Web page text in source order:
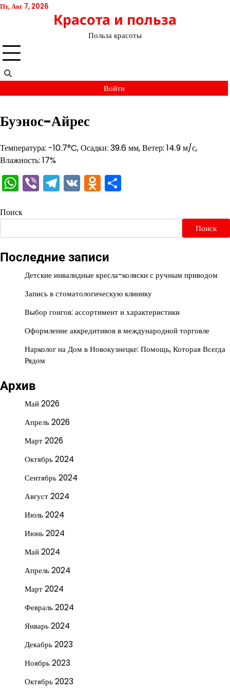
Перейти
Пт, Авг 7, 2026
Красота и польза
Польза красоты
Войти
Буэнос-Айрес
Температура: -10.7°C, Осадки: 39.6 мм, Ветер: 14.9 м/с,
Влажность: 17%
WhatsApp
ViberTelegram
VKOdnoklassniki
Поиск
Поиск
Последние записи
Детские инвалидные кресла-коляски с ручным приводом
Запись в стоматологическую клинику
Выбор гонгов: ассортимент и характеристики
Оформление аккредитивов в международной торговле
Нарколог на Дом в Новокузнецке: Помощь, Которая Всегда
Рядом
Архив
Май 2026
Апрель 2026
Март 2026
Октябрь 2024
Сентябрь 2024
Август 2024
Июль 2024
Июнь 2024
Май 2024
Апрель 2024
Март 2024
Февраль 2024
Январь 2024
Декабрь 2023
Ноябрь 2023
Октябрь 2023